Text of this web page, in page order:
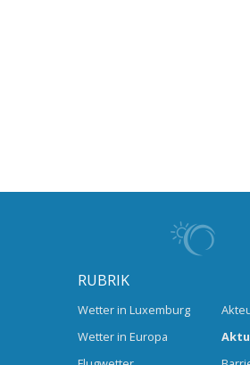
RUBRIK
Wetter in Luxemburg
Wetter in Europa